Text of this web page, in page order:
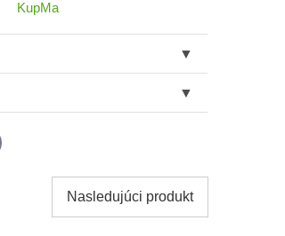
KupMa
Nasledujúci produkt